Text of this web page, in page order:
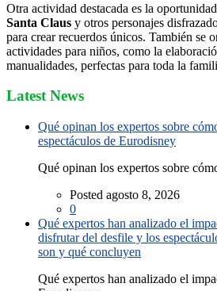
Otra actividad destacada es la
Santa Claus y otros personajes
para crear recuerdos únicos. También se
actividades para niños, como la
manualidades, perfectas para toda la
Latest News
Qué opinan los expertos sobre
espectáculos de Eurodisney
Qué opinan los expertos sobre
Posted agosto 8, 2026
0
Qué expertos han analizado el
disfrutar del desfile y los
son y qué concluyen
Qué expertos han analizado el